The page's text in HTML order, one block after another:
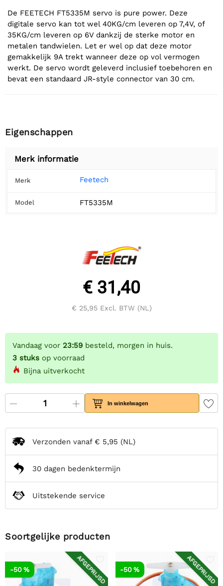
De FEETECH FT5335M servo is pure power. Deze
digitale servo kan tot wel 40KG/cm leveren op 7,4V, of
35KG/cm leveren op 6V dankzij de sterke motor en
metalen tandwielen. Let er wel op dat deze motor
gemakkelijk 9A trekt wanneer deze op vol vermogen
werkt. De servo wordt geleverd inclusief toebehoren en
bevat een standaard JR-style connector van 30 cm.
Eigenschappen
Merk informatie
Merk Feetech
Model FT5335M
€ 31,40
€ 25,95Excl. BTW (NL)
Vandaag voor 23:59 besteld, morgen in huis.
3 stuks op voorraad
Bijna uitverkocht
In winkelwagen
Verzonden vanaf € 5,95 (NL)
30 dagen bedenktermijn
Uitstekende service
Soortgelijke producten
AFGEPRIJSD
-50 % AFGEPRIJSD
-50 %